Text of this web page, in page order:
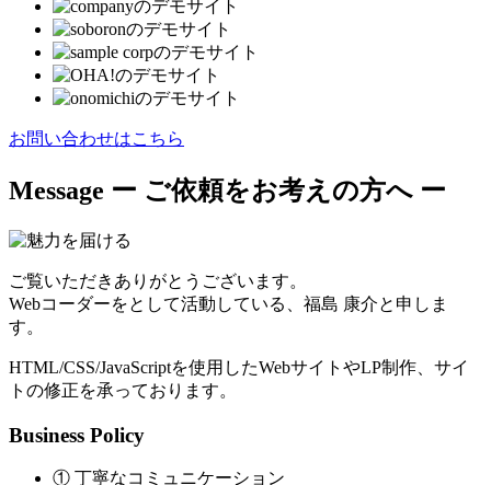
お問い合わせはこちら
Message ー ご依頼をお考えの方へ ー
ご覧いただきありがとうございます。
Webコーダーをとして活動している、福島 康介と申しま
す。
HTML/CSS/JavaScriptを使用したWebサイトやLP制作、サイ
トの修正を承っております。
Business Policy
① 丁寧なコミュニケーション